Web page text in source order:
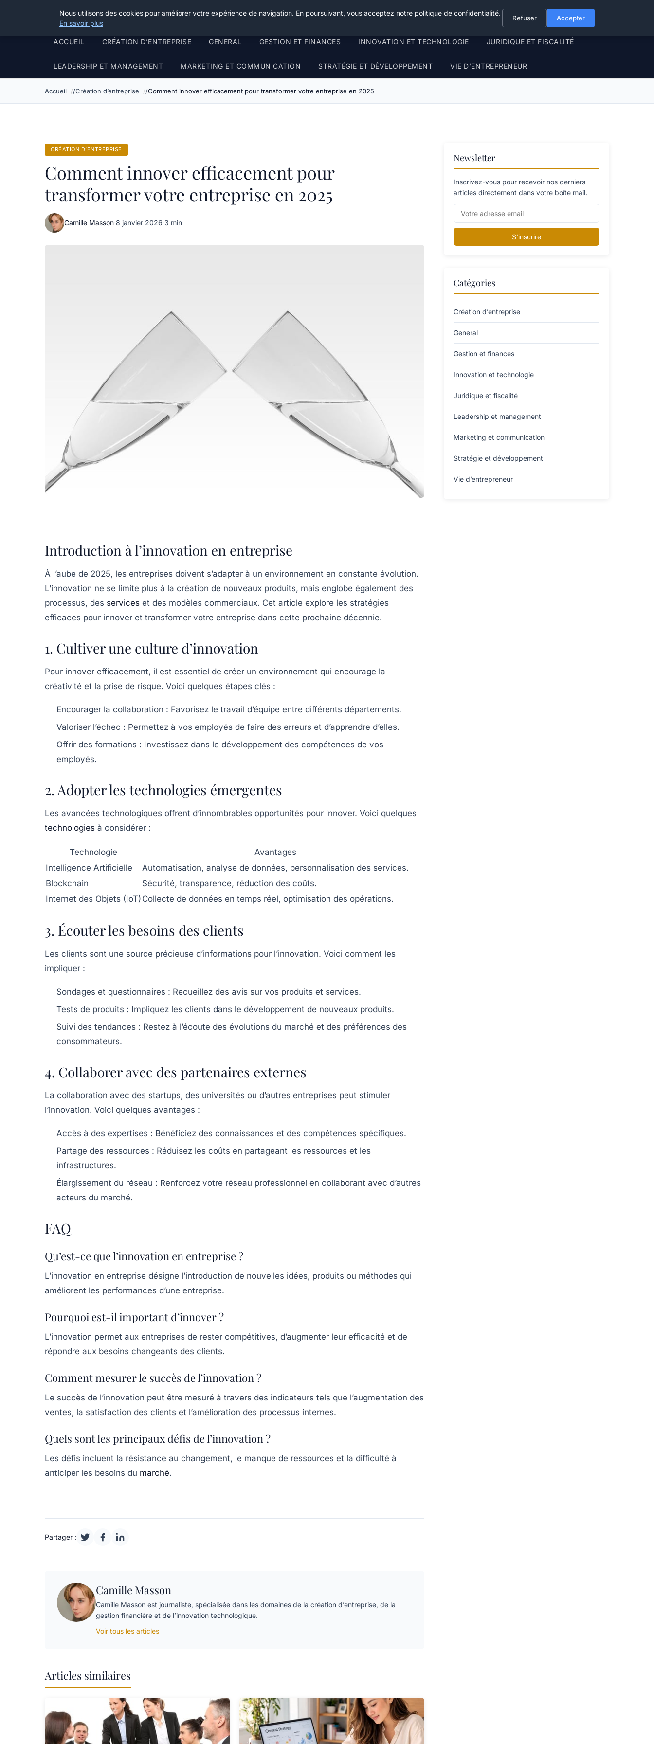
Grikoo
ACCUEIL CRÉATION D’ENTREPRISE GENERAL GESTION ET FINANCES INNOVATION ET TECHNOLOGIE JURIDIQUE ET FISCALITÉ
LEADERSHIP ET MANAGEMENT MARKETING ET COMMUNICATION STRATÉGIE ET DÉVELOPPEMENT VIE D’ENTREPRENEUR
Accueil Création d’entreprise Comment innover efficacement pour transformer votre entreprise en 2025
CRÉATION D’ENTREPRISE
Comment innover efficacement pour
transformer votre entreprise en 2025
Camille Masson·8 janvier 2026·3 min
Introduction à l’innovation en entreprise
À l’aube de 2025, les entreprises doivent s’adapter à un environnement en constante évolution.
L’innovation ne se limite plus à la création de nouveaux produits, mais englobe également des
processus, des services et des modèles commerciaux. Cet article explore les stratégies
efficaces pour innover et transformer votre entreprise dans cette prochaine décennie.
1. Cultiver une culture d’innovation
Pour innover efficacement, il est essentiel de créer un environnement qui encourage la
créativité et la prise de risque. Voici quelques étapes clés :
Encourager la collaboration : Favorisez le travail d’équipe entre différents départements.
Valoriser l’échec : Permettez à vos employés de faire des erreurs et d’apprendre d’elles.
Offrir des formations : Investissez dans le développement des compétences de vos
employés.
2. Adopter les technologies émergentes
Les avancées technologiques offrent d’innombrables opportunités pour innover. Voici quelques
technologies à considérer :
Technologie
Avantages
Intelligence Artificielle
Automatisation, analyse de données, personnalisation des services.
Blockchain
Sécurité, transparence, réduction des coûts.
Internet des Objets (IoT) Collecte de données en temps réel, optimisation des opérations.
3. Écouter les besoins des clients
Les clients sont une source précieuse d’informations pour l’innovation. Voici comment les
impliquer :
Sondages et questionnaires : Recueillez des avis sur vos produits et services.
Tests de produits : Impliquez les clients dans le développement de nouveaux produits.
Suivi des tendances : Restez à l’écoute des évolutions du marché et des préférences des
consommateurs.
4. Collaborer avec des partenaires externes
La collaboration avec des startups, des universités ou d’autres entreprises peut stimuler
l’innovation. Voici quelques avantages :
Accès à des expertises : Bénéficiez des connaissances et des compétences spécifiques.
Partage des ressources : Réduisez les coûts en partageant les ressources et les
infrastructures.
Élargissement du réseau : Renforcez votre réseau professionnel en collaborant avec d’autres
acteurs du marché.
FAQ
Qu’est-ce que l’innovation en entreprise ?
L’innovation en entreprise désigne l’introduction de nouvelles idées, produits ou méthodes qui
améliorent les performances d’une entreprise.
Pourquoi est-il important d’innover ?
L’innovation permet aux entreprises de rester compétitives, d’augmenter leur efficacité et de
répondre aux besoins changeants des clients.
Comment mesurer le succès de l’innovation ?
Le succès de l’innovation peut être mesuré à travers des indicateurs tels que l’augmentation des
ventes, la satisfaction des clients et l’amélioration des processus internes.
Quels sont les principaux défis de l’innovation ?
Les défis incluent la résistance au changement, le manque de ressources et la difficulté à
anticiper les besoins du marché.
Partager :
Camille Masson
Camille Masson est journaliste, spécialisée dans les domaines de la création d’entreprise, de la
gestion financière et de l’innovation technologique.
Voir tous les articles
Articles similaires
Newsletter
Inscrivez-vous pour recevoir nos derniers
articles directement dans votre boîte mail.
S'inscrire
Catégories
Création d’entreprise
General
Gestion et finances
Innovation et technologie
Juridique et fiscalité
Leadership et management
Marketing et communication
Stratégie et développement
Vie d’entrepreneur
Nous utilisons des cookies pour améliorer votre expérience de navigation. En poursuivant, vous acceptez notre politique de confidentialité.
En savoir plus
Refuser Accepter